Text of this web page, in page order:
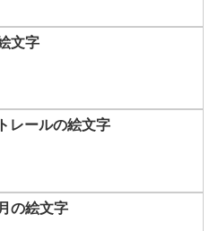
文字
レールの絵文字
の絵文字